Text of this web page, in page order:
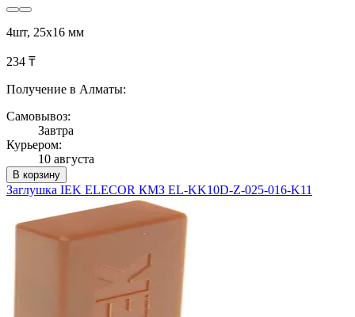
4шт, 25х16 мм
234 ₸
Получение в Алматы:
Самовывоз:
Завтра
Курьером:
10 августа
В корзину
Заглушка IEK ELECOR КМЗ EL-KK10D-Z-025-016-K11